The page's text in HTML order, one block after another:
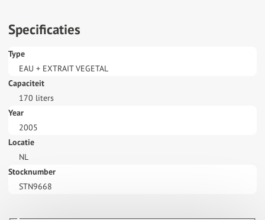
Specificaties
Type
EAU + EXTRAIT VEGETAL
Capaciteit
170 liters
Year
2005
Locatie
NL
Stocknumber
STN9668